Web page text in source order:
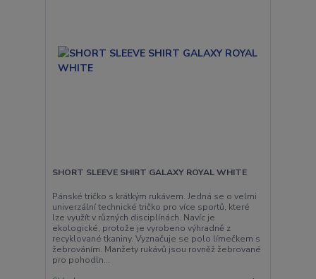
SHORT SLEEVE SHIRT GALAXY ROYAL WHITE
Pánské tričko s krátkým rukávem. Jedná se o velmi
univerzální technické tričko pro více sportů, které
lze využít v různých disciplínách. Navíc je
ekologické, protože je vyrobeno výhradně z
recyklované tkaniny. Vyznačuje se polo límečkem s
žebrováním. Manžety rukávů jsou rovněž žebrované
pro pohodln...